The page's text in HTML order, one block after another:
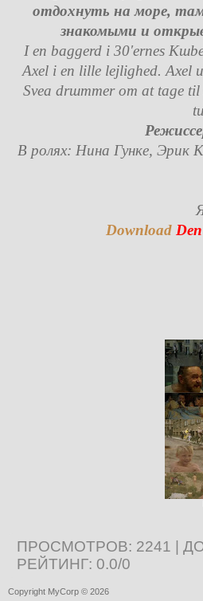
отдохнуть на море,
знакомыми и
I en baggеrd i 30'ernes
Axel i en lille lejlighed. Axel
Svea drшmmer om at tage
В ролях: Нина Гунке, Эрик
DownloadDen
ПРОСМОТРОВ: 2241 |
РЕЙТИНГ: 0.0/0
Copyright MyCorp © 2026